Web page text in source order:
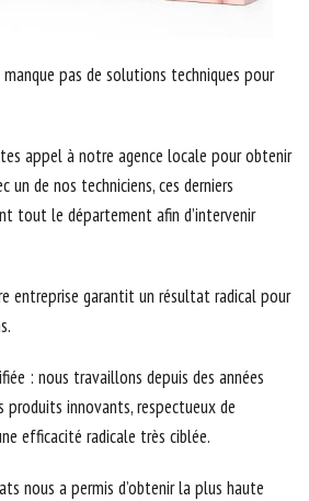
manque pas de solutions techniques pour
appel à notre agence locale pour obtenir
un de nos techniciens, ces derniers
tout le département afin d’intervenir
entreprise garantit un résultat radical pour
: nous travaillons depuis des années
produits innovants, respectueux de
efficacité radicale très ciblée.
nous a permis d’obtenir la plus haute